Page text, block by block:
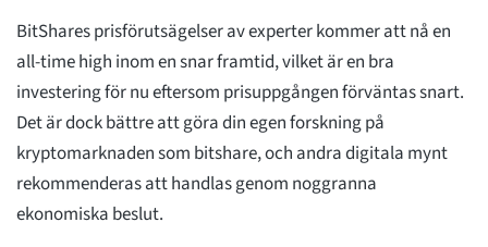
BitShares prisförutsägelser av experter kommer att nå en
all-time high inom en snar framtid, vilket är en bra
investering för nu eftersom prisuppgången förväntas snart.
Det är dock bättre att göra din egen forskning på
kryptomarknaden som bitshare, och andra digitala mynt
rekommenderas att handlas genom noggranna
ekonomiska beslut.